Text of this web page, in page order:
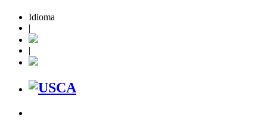
Idioma
|
|